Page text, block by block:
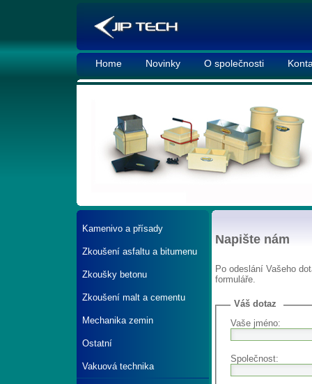
Home Novinky O společnosti
Kamenivo a přísady
Zkoušení asfaltu a bitumenu
Zkoušky betonu
Zkoušení malt a cementu
Mechanika zemin
Ostatní
Vakuová technika
Napište nám
Po odeslání Vašeho
formuláře.
Váš dotaz
Vaše jméno:
Společnost: